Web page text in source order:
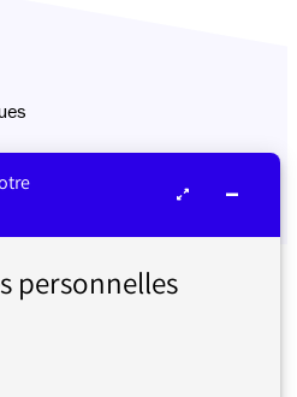
personnelles